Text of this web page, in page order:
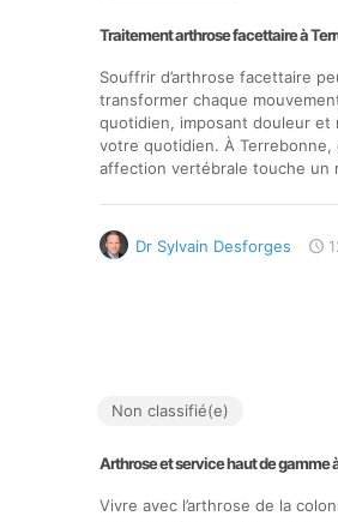
Traitement arthrose facettaire à
Souffrir d’arthrose facettaire
transformer chaque
quotidien, imposant douleur et
votre quotidien. À Terrebonne,
affection vertébrale touche un
Dr Sylvain Desforges
Non classifié(e)
Arthrose et service haut de gamme
Vivre avec l’arthrose de la